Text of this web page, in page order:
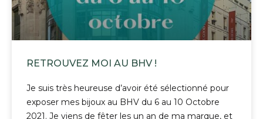
RETROUVEZ MOI AU BHV !
Je suis très heureuse d’avoir été sélectionné pour
exposer mes bijoux au BHV du 6 au 10 Octobre
2021. Je viens de fêter les un an de ma marque, et